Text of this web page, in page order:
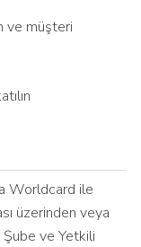
ve müşteri
Worldcard ile
üzerinden veya
ve Yetkili